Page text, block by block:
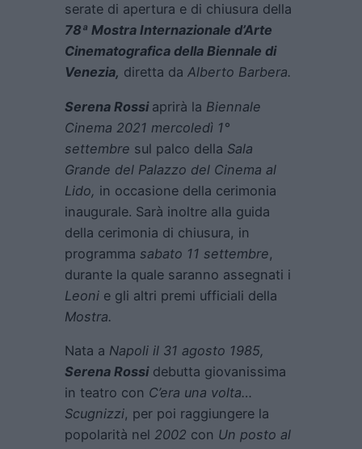
serate di apertura e di chiusura della
78ª Mostra Internazionale d’Arte
Cinematografica della Biennale di
Venezia, diretta da Alberto Barbera.
Serena Rossi aprirà la Biennale
Cinema 2021 mercoledì 1°
settembre sul palco della Sala
Grande del Palazzo del Cinema al
Lido, in occasione della cerimonia
inaugurale. Sarà inoltre alla guida
della cerimonia di chiusura, in
programma sabato 11 settembre,
durante la quale saranno assegnati i
Leoni e gli altri premi ufficiali della
Mostra.
Nata a Napoli il 31 agosto 1985,
Serena Rossidebutta giovanissima
in teatro con C’era una volta…
Scugnizzi, per poi raggiungere la
popolarità nel 2002 con Un posto al